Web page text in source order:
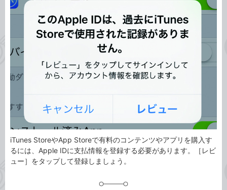
テ
タ
iTunes StoreやApp Storeで有料のコンテンツやアプリを購入す
るには、Apple IDに支払情報を登録する必要があります。［レビ
ュー］をタップして登録しましょう。